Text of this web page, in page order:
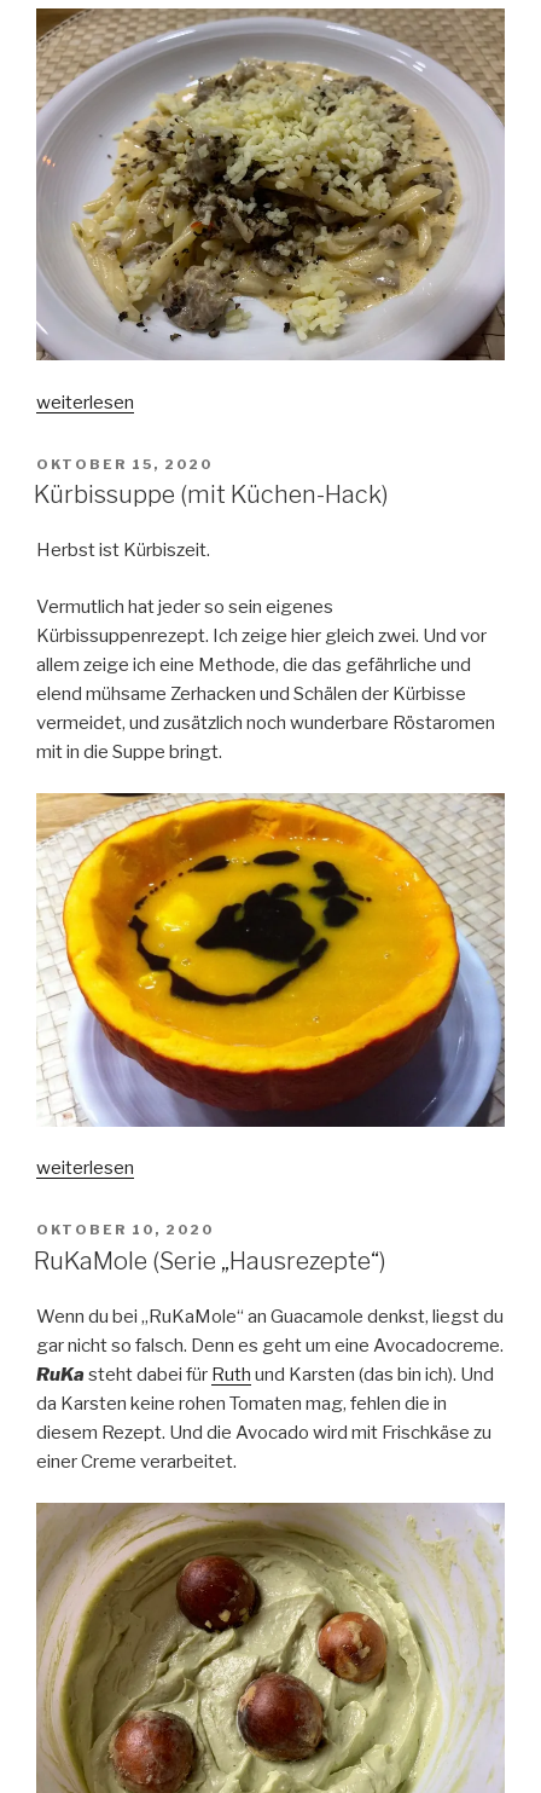
„Ragu
(Serie
„Hausrezepte“)“
weiterlesen
VERÖFFENTLICHT
AM
OKTOBER 15, 2020
Kürbissuppe (mit Küchen-Hack)
Herbst ist Kürbiszeit.
Vermutlich hat jeder so sein eigenes
Kürbissuppenrezept. Ich zeige hier gleich zwei. Und vor
allem zeige ich eine Methode, die das gefährliche und
elend mühsame Zerhacken und Schälen der Kürbisse
vermeidet, und zusätzlich noch wunderbare Röstaromen
mit in die Suppe bringt.
„Kürbissuppe
Küchen-
Hack)“
weiterlesen
VERÖFFENTLICHT
AM
OKTOBER 10, 2020
RuKaMole (Serie „Hausrezepte“)
Wenn du bei „RuKaMole“ an Guacamole denkst, liegst du
gar nicht so falsch. Denn es geht um eine Avocadocreme.
RuKa steht dabei für Ruth und Karsten (das bin ich). Und
da Karsten keine rohen Tomaten mag, fehlen die in
diesem Rezept. Und die Avocado wird mit Frischkäse zu
einer Creme verarbeitet.